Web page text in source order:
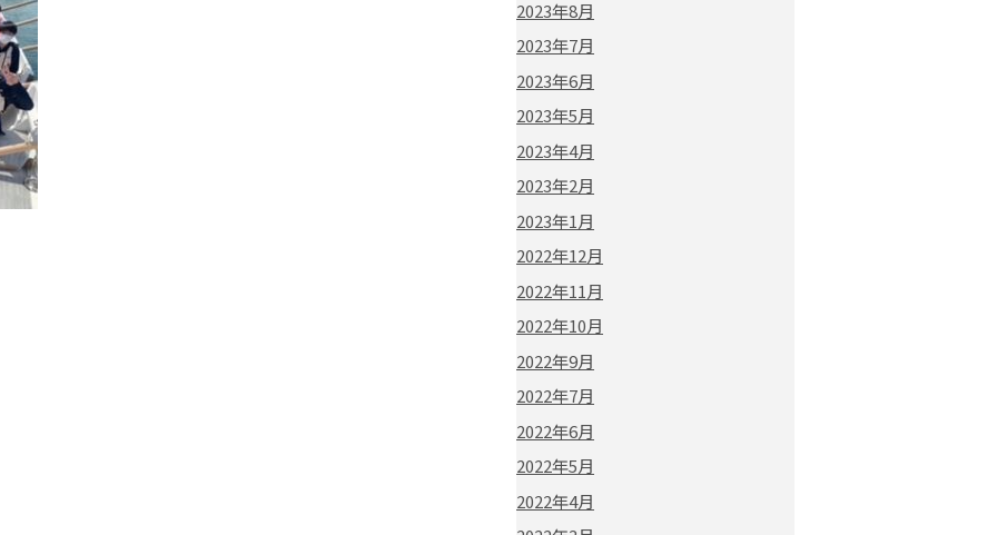
2023年8月
2023年7月
2023年6月
2023年5月
2023年4月
2023年2月
2023年1月
2022年12月
2022年11月
2022年10月
2022年9月
2022年7月
2022年6月
2022年5月
2022年4月